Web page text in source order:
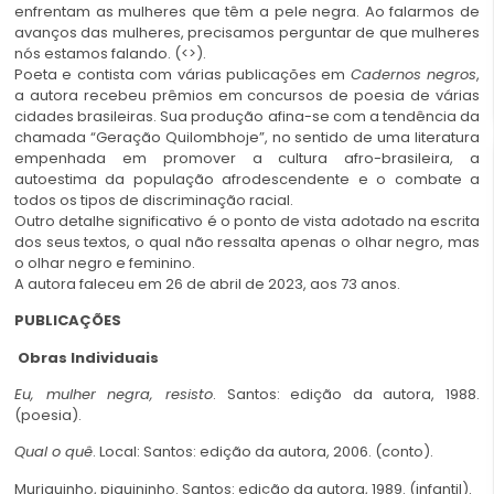
enfrentam as mulheres que têm a pele negra. Ao falarmos de
avanços das mulheres, precisamos perguntar de que mulheres
nós estamos falando. (<>).
Poeta e contista com várias publicações em Cadernos negros,
a autora recebeu prêmios em concursos de poesia de várias
cidades brasileiras. Sua produção afina-se com a tendência da
chamada “Geração Quilombhoje”, no sentido de uma literatura
empenhada em promover a cultura afro-brasileira, a
autoestima da população afrodescendente e o combate a
todos os tipos de discriminação racial.
Outro detalhe significativo é o ponto de vista adotado na escrita
dos seus textos, o qual não ressalta apenas o olhar negro, mas
o olhar negro e feminino.
A autora faleceu em 26 de abril de 2023, aos 73 anos.
PUBLICAÇÕES
Obras Individuais
Eu, mulher negra, resisto. Santos: edição da autora, 1988.
(poesia).
Qual o quê. Local: Santos: edição da autora, 2006. (conto).
Muriquinho, piquininho. Santos: edição da autora, 1989. (infantil).